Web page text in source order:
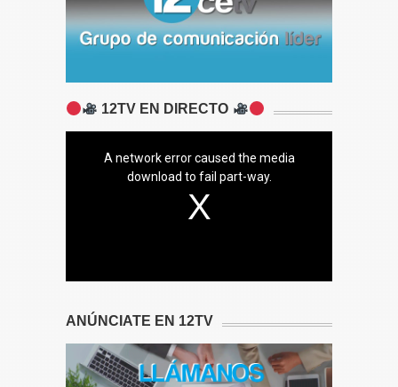
12TV EN DIRECTO
A network error caused the media
download to fail part-way.
ANÚNCIATE EN 12TV